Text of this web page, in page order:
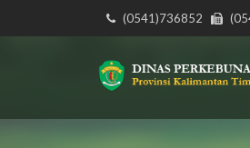
(0541)736852